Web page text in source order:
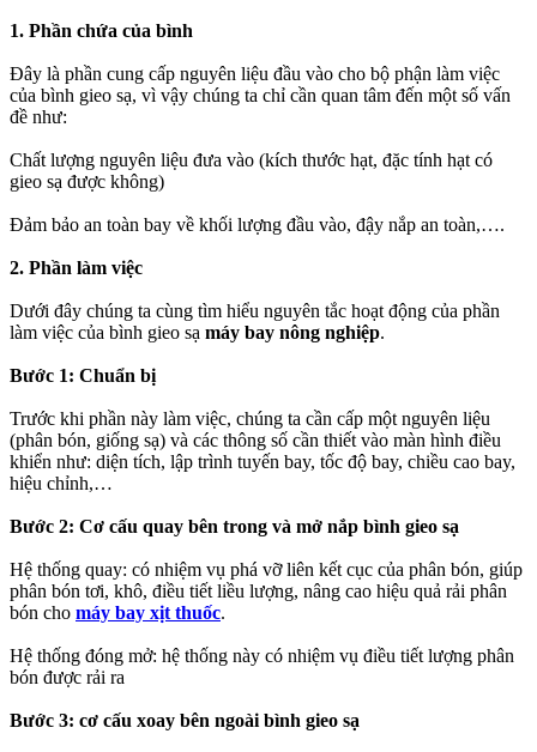
1. Phần chứa của bình
Đây là phần cung cấp nguyên liệu đầu vào cho bộ phận làm việc
của bình gieo sạ, vì vậy chúng ta chỉ cần quan tâm đến một số vấn
đề như:
Chất lượng nguyên liệu đưa vào (kích thước hạt, đặc tính hạt có
gieo sạ được không)
Đảm bảo an toàn bay về khối lượng đầu vào, đậy nắp an toàn,….
2. Phần làm việc
Dưới đây chúng ta cùng tìm hiểu nguyên tắc hoạt động của phần
làm việc của bình gieo sạ máy bay nông nghiệp.
Bước 1: Chuẩn bị
Trước khi phần này làm việc, chúng ta cần cấp một nguyên liệu
(phân bón, giống sạ) và các thông số cần thiết vào màn hình điều
khiển như: diện tích, lập trình tuyến bay, tốc độ bay, chiều cao bay,
hiệu chỉnh,…
Bước 2: Cơ cấu quay bên trong và mở nắp bình gieo sạ
Hệ thống quay: có nhiệm vụ phá vỡ liên kết cục của phân bón, giúp
phân bón tơi, khô, điều tiết liều lượng, nâng cao hiệu quả rải phân
bón cho máy bay xịt thuốc.
Hệ thống đóng mở: hệ thống này có nhiệm vụ điều tiết lượng phân
bón được rải ra
Bước 3: cơ cấu xoay bên ngoài bình gieo sạ